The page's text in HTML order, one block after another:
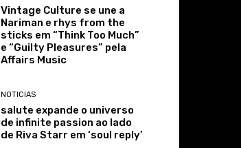
Vintage Culture se une a
Nariman e rhys from the
sticks em “Think Too Much”
e “Guilty Pleasures” pela
Affairs Music
NOTICIAS
salute expande o universo
de infinite passion ao lado
de Riva Starr em ‘soul reply’